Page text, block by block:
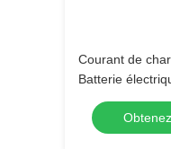
Courant de
Batterie
48V Voltage
optimales